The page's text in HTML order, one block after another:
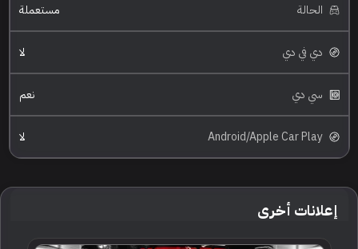
الحالة مستعملة
دي في دي لا
سي دي نعم
Android/Apple Car Play لا
إعلانات أخرى